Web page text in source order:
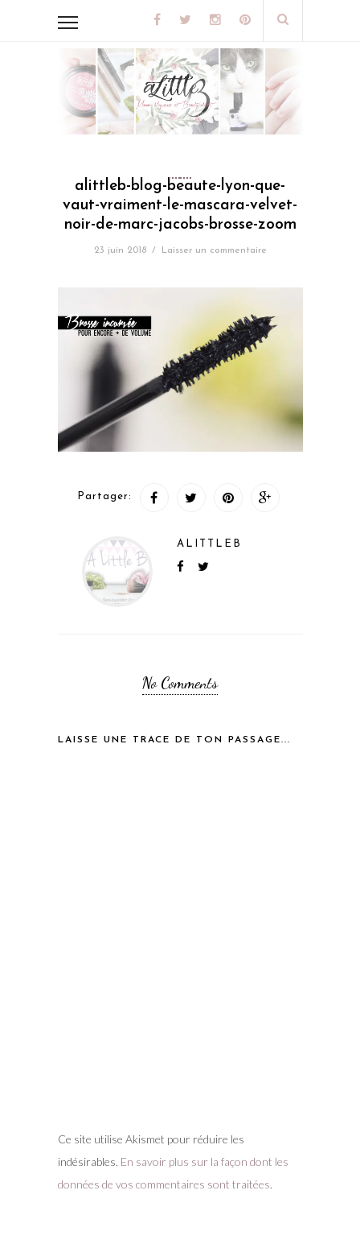
alittleb-blog-beaute-lyon-que-
vaut-vraiment-le-mascara-velvet-
noir-de-marc-jacobs-brosse-zoom
23 juin 2018 / Laisser un commentaire
Partager:
ALITTLEB
No Comments
LAISSE UNE TRACE DE TON PASSAGE...
Ce site utilise Akismet pour réduire les
indésirables. En savoir plus sur la façon dont les
données de vos commentaires sont traitées.